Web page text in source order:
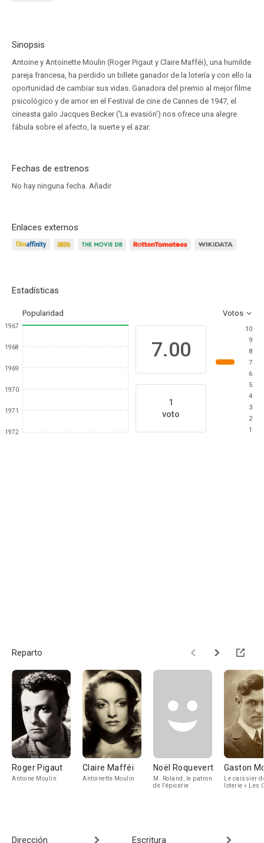
Sinopsis
Antoine y Antoinette Moulin (Roger Pigaut y Claire Mafféi), una humilde
pareja francesa, ha perdido un billete ganador de la lotería y con ello la
oportunidad de cambiar sus vidas. Ganadora del premio al mejor filme
psicológico y de amor en el Festival de cine de Cannes de 1947, el
cineasta galo Jacques Becker ('La evasión') nos ofrece una alegre
fábula sobre el afecto, la suerte y el azar.
Fechas de estrenos
No hay ninguna fecha. Añadir
Enlaces externos
Estadísticas
Popularidad Votos
1967
1968
1969
1970
1971
1972
7.00
1
voto
10
9
8
7
6
5
4
3
2
1
Reparto
Roger Pigaut
Antoine Moulin
Claire Mafféi
Antoinette Moulin
Noël Roquevert
M. Roland, le patron
de l'épicerie
Gaston
Le caissier
loterie « Les
Dirección Escritura